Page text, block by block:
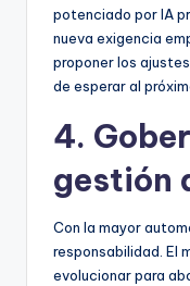
potenciado por IA
nueva exigencia
proponer los
de esperar al
4.
gestión
Con la mayor
responsabilidad. El
evolucionar para